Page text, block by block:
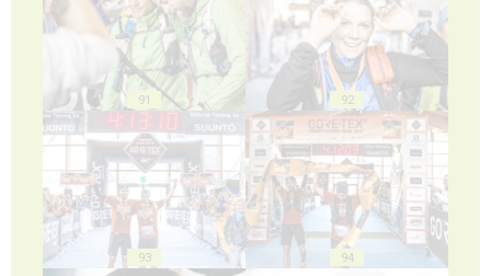
91 92
93 94